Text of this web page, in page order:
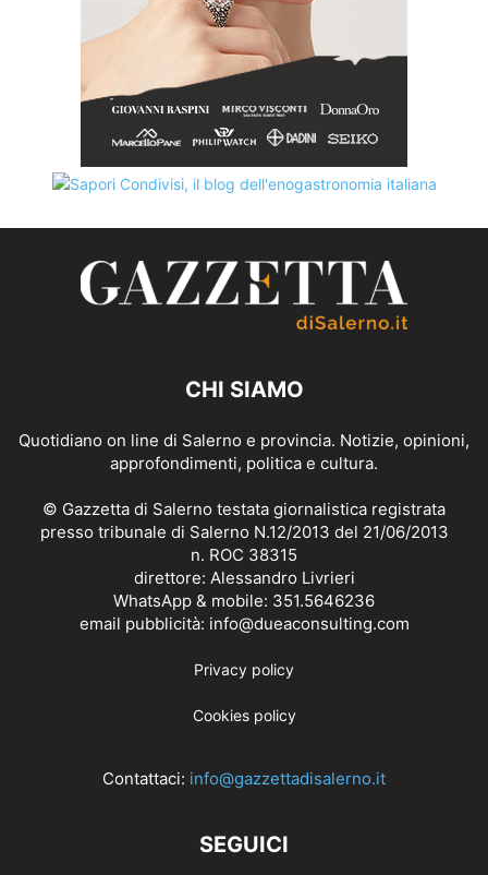
CHI SIAMO
Quotidiano on line di Salerno e provincia. Notizie, opinioni,
approfondimenti, politica e cultura.
© Gazzetta di Salerno testata giornalistica registrata
presso tribunale di Salerno N.12/2013 del 21/06/2013
n. ROC 38315
direttore: Alessandro Livrieri
WhatsApp & mobile: 351.5646236
email pubblicità: info@dueaconsulting.com
Privacy policy
Cookies policy
Contattaci: info@gazzettadisalerno.it
SEGUICI